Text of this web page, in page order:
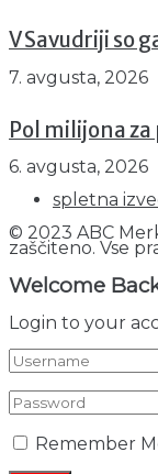
V Savudriji so
7. avgusta, 2026
Pol milijona
6. avgusta, 2026
spletna
© 2023 ABC
zaščiteno. Vse
Welcome
Login to your
Remember